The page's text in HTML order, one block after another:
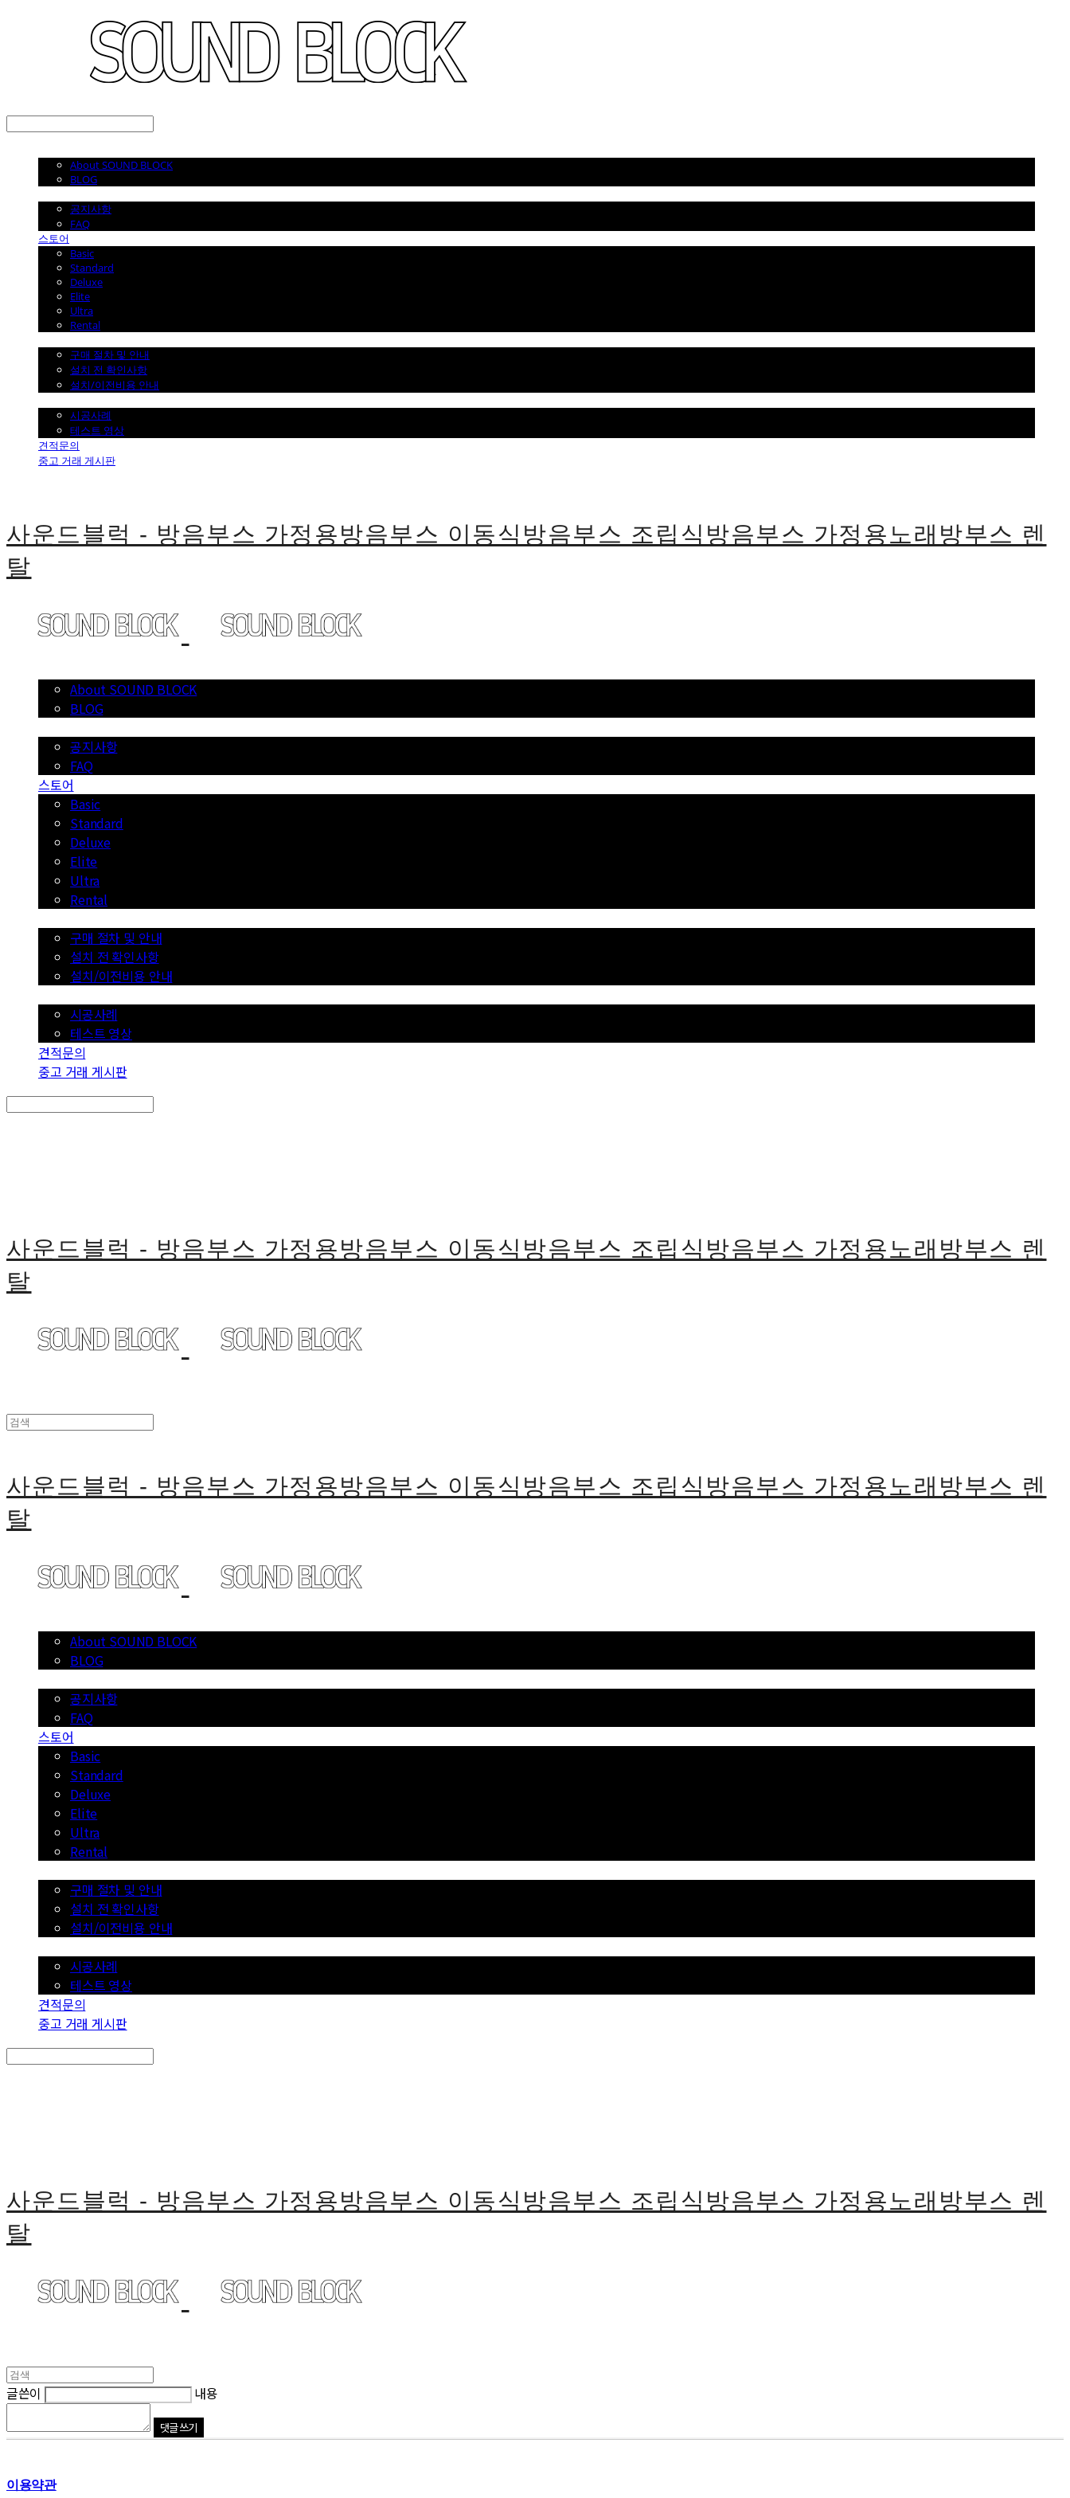
About SOUND BLOCK
BLOG
공지사항
FAQ
스토어
Basic
Standard
Deluxe
Elite
Ultra
Rental
구매 절차 및 안내
설치 전 확인사항
설치/이전비용 안내
시공사례
테스트 영상
견적문의
중고 거래 게시판
사운드블럭 - 방음부스 가정용방음부스 이동식방음부스 조립식방음부스 가정용노래방부스 렌
탈
About SOUND BLOCK
BLOG
공지사항
FAQ
스토어
Basic
Standard
Deluxe
Elite
Ultra
Rental
구매 절차 및 안내
설치 전 확인사항
설치/이전비용 안내
시공사례
테스트 영상
견적문의
중고 거래 게시판
사운드블럭 - 방음부스 가정용방음부스 이동식방음부스 조립식방음부스 가정용노래방부스 렌
탈
사운드블럭 - 방음부스 가정용방음부스 이동식방음부스 조립식방음부스 가정용노래방부스 렌
탈
About SOUND BLOCK
BLOG
공지사항
FAQ
스토어
Basic
Standard
Deluxe
Elite
Ultra
Rental
구매 절차 및 안내
설치 전 확인사항
설치/이전비용 안내
시공사례
테스트 영상
견적문의
중고 거래 게시판
사운드블럭 - 방음부스 가정용방음부스 이동식방음부스 조립식방음부스 가정용노래방부스 렌
탈
글쓴이 내용
댓글 쓰기
이용약관